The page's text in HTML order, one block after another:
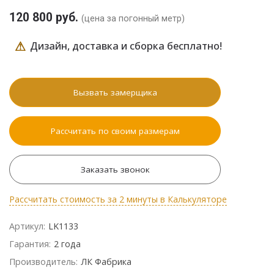
120 800 руб. (цена за погонный метр)
⚠ Дизайн, доставка и сборка бесплатно!
Вызвать замерщика
Рассчитать по своим размерам
Заказать звонок
Рассчитать стоимость за 2 минуты в Калькуляторе
Артикул: LK1133
Гарантия: 2 года
Производитель: ЛК Фабрика